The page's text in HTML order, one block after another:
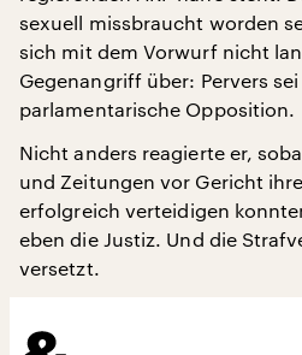
sexuell missbraucht worden
sich mit dem Vorwurf nicht
Gegenangriff über: Pervers
parlamentarische Opposition.
Nicht anders reagierte er,
und Zeitungen vor Gericht
erfolgreich verteidigen
eben die Justiz. Und die
versetzt.